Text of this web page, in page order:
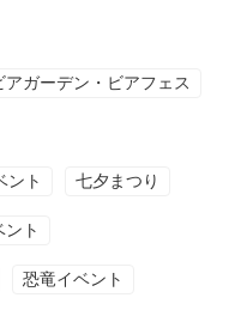
アガーデン・ビアフェス
ント 七夕まつり
ント
恐竜イベント